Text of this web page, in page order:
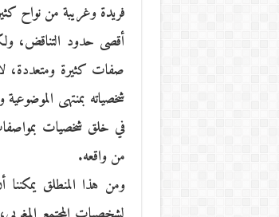
فريدة وغريبة من نواح
أقصى حدود التناقض،
صفات كثيرة ومتعددة، لا
شخصياته بمنتهى
في خلق شخصيات
من واقعه.
ومن هذا المنطلق يمكننا